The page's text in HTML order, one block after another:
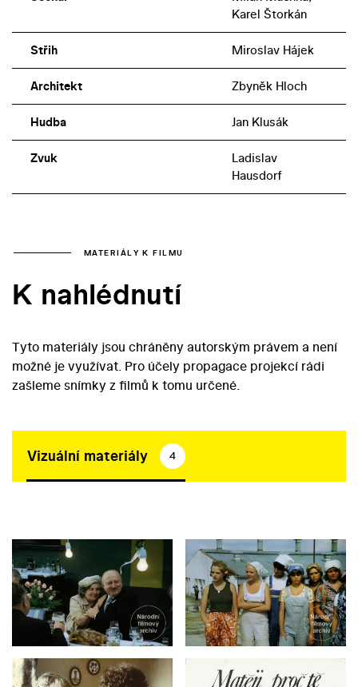
Karel Štorkán
Střih Miroslav Hájek
Architekt Zbyněk Hloch
Hudba Jan Klusák
Zvuk
Ladislav
Hausdorf
MATERIÁLY K FILMU
K nahlédnutí
Tyto materiály jsou chráněny autorským právem a není
možné je využívat. Pro účely propagace projekcí rádi
zašleme snímky z filmů k tomu určené.
Vizuální materiály 4